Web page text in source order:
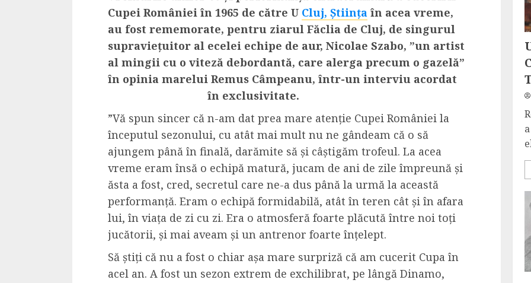
Cupei României în 1965 de către U Cluj, Știința în acea vreme,
au fost rememorate, pentru ziarul Făclia de Cluj, de singurul
supraviețuitor al ecelei echipe de aur, Nicolae Szabo, ”un artist
al mingii cu o viteză debordantă, care alerga precum o gazelă”
în opinia marelui Remus Câmpeanu, într-un interviu acordat
în exclusivitate.
”Vă spun sincer că n-am dat prea mare atenție Cupei României la
începutul sezonului, cu atât mai mult nu ne gândeam că o să
ajungem până în finală, darămite să și câștigăm trofeul. La acea
vreme eram însă o echipă matură, jucam de ani de zile împreună și
ăsta a fost, cred, secretul care ne-a dus până la urmă la această
performanță. Eram o echipă formidabilă, atât în teren cât și în afara
lui, în viața de zi cu zi. Era o atmosferă foarte plăcută între noi toți
jucătorii, și mai aveam și un antrenor foarte înțelept.
Să știți că nu a fost o chiar așa mare surpriză că am cucerit Cupa în
acel an. A fost un sezon extrem de exchilibrat, pe lângă Dinamo,